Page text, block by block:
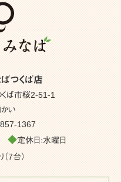
つくば店
ば市桜2-51-1
かい
1367
◆定休日:水曜日
7台）